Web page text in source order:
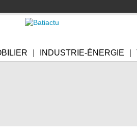
INDUSTRIE-ÉNERGIE